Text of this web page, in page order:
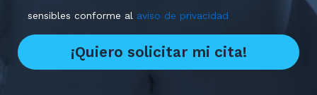
sensibles conforme al aviso de privacidad